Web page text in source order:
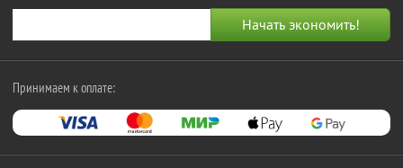
Принимаем к оплате: